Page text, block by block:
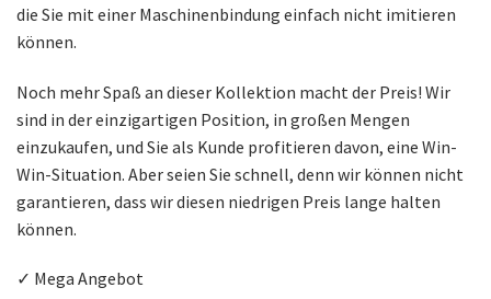
die Sie mit einer Maschinenbindung einfach nicht imitieren
können.
Noch mehr Spaß an dieser Kollektion macht der Preis! Wir
sind in der einzigartigen Position, in großen Mengen
einzukaufen, und Sie als Kunde profitieren davon, eine Win-
Win-Situation. Aber seien Sie schnell, denn wir können nicht
garantieren, dass wir diesen niedrigen Preis lange halten
können.
✓ Mega Angebot